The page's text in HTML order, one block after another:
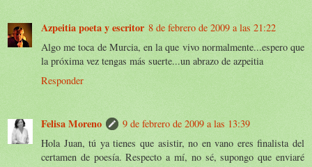
Azpeitia poeta y escritor 8 de febrero de 2009 a las 21:22
Algo me toca de Murcia, en la que vivo normalmente...espero que
la próxima vez tengas más suerte...un abrazo de azpeitia
Responder
Felisa Moreno
9 de febrero de 2009 a las 13:39
Hola Juan, tú ya tienes que asistir, no en vano eres finalista del
certamen de poesía. Respecto a mí, no sé, supongo que enviaré